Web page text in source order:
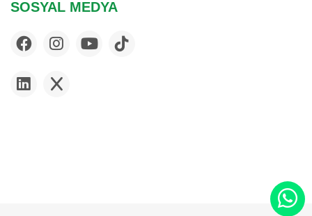
SOSYAL MEDYA